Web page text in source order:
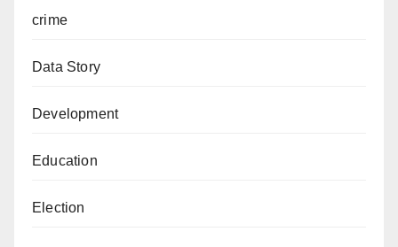
crime
Data Story
Development
Education
Election